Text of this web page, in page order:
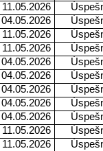
11.05.2026
04.05.2026
11.05.2026
11.05.2026
04.05.2026
04.05.2026
04.05.2026
04.05.2026
04.05.2026
11.05.2026
11.05.2026